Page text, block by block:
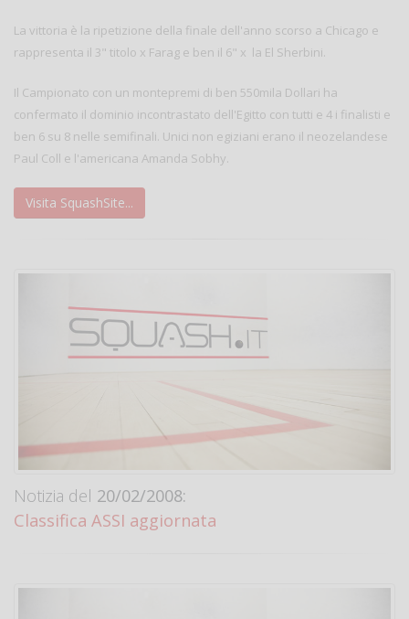
La vittoria è la ripetizione della finale dell'anno scorso a Chicago e
rappresenta il 3" titolo x Farag e ben il 6" x la El Sherbini.
Il Campionato con un montepremi di ben 550mila Dollari ha
confermato il dominio incontrastato dell'Egitto con tutti e 4 i finalisti e
ben 6 su 8 nelle semifinali. Unici non egiziani erano il neozelandese
Paul Coll e l'americana Amanda Sobhy.
Visita SquashSite...
Notizia del 20/02/2008:
Classifica ASSI aggiornata